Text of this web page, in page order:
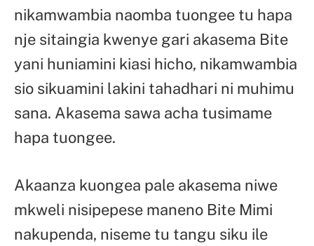
nikamwambia naomba tuongee tu hapa
nje sitaingia kwenye gari akasema Bite
yani huniamini kiasi hicho, nikamwambia
sio sikuamini lakini tahadhari ni muhimu
sana. Akasema sawa acha tusimame
hapa tuongee.
Akaanza kuongea pale akasema niwe
mkweli nisipepese maneno Bite Mimi
nakupenda, niseme tu tangu siku ile